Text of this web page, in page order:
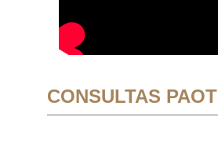
CONSULTAS PAOT